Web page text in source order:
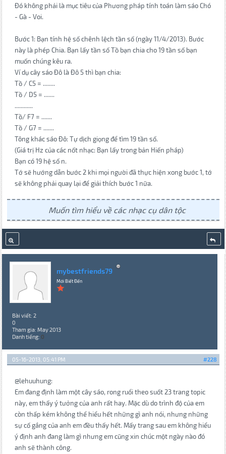
Đó không phải là mục tiêu của Phương pháp tính toán làm sáo Chó
- Gà - Voi.
Bước 1: Bạn tính hệ số chênh lệch tần số (ngày 11/4/2013). Bước
này là phép Chia. Bạn lấy tần số Tồ bạn chia cho 19 tần số bạn
muốn chúng kêu ra.
Ví dụ cây sáo Đô là Đô 5 thì bạn chia:
Tồ / C5 = ........
Tồ / D5 = .......
............
Tồ/ F7 = .......
Tồ / G7 = .......
Tông khác sáo Đô: Tự dịch giọng để tìm 19 tần số.
(Giá trị Hz của các nốt nhạc: Bạn lấy trong bản Hiến pháp)
Bạn có 19 hệ số n.
Tớ sẽ hướng dẫn bước 2 khi mọi người đã thực hiện xong bước 1, tớ
sẽ không phải quay lại để giải thích bước 1 nữa.
Muốn tìm hiểu về các nhạc cụ dân tộc
mybestfriends79
Mới Biết Đến
Bài viết: 2
0
Tham gia: May 2013
Danh tiếng: 0
#228
05-16-2013, 05:41 PM
@lehuuhung:
Em đang định làm một cây sáo, rong ruổi theo suốt 23 trang topic
này, em thấy ý tưởng của anh rất hay. Mặc dù do trình độ của em
còn thấp kém không thể hiểu hết những gì anh nói, nhưng những
sự cố gắng của anh em đều thấy hết. Mấy trang sau em không hiểu
ý định anh đang làm gì nhưng em cũng xin chúc một ngày nào đó
anh sẽ thành công.